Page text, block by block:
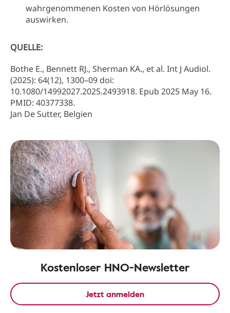
wahrgenommenen Kosten von Hörlösungen
auswirken.
QUELLE:
Bothe E., Bennett RJ., Sherman KA., et al. Int J Audiol.
(2025): 64(12), 1300–09 doi:
10.1080/14992027.2025.2493918. Epub 2025 May 16.
PMID: 40377338.
Jan De Sutter, Belgien
Kostenloser HNO-Newsletter
Jetzt anmelden